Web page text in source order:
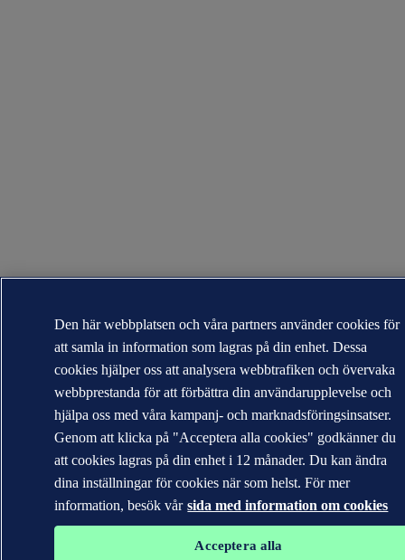
Den här webbplatsen och våra partners använder cookies för
att samla in information som lagras på din enhet. Dessa
cookies hjälper oss att analysera webbtrafiken och övervaka
webbprestanda för att förbättra din användarupplevelse och
hjälpa oss med våra kampanj- och marknadsföringsinsatser.
Genom att klicka på "Acceptera alla cookies" godkänner du
att cookies lagras på din enhet i 12 månader. Du kan ändra
dina inställningar för cookies när som helst. För mer
information, besök vår sida med information om cookies
Acceptera alla